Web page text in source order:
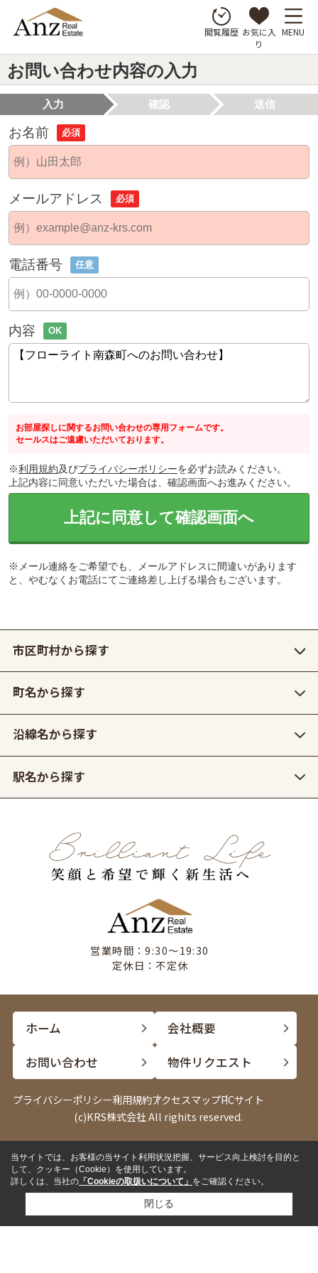
閲覧履歴 お気に入
り
MENU
お問い合わせ内容の入力
入力 確認 送信
お名前 必須
メールアドレス 必須
電話番号 任意
内容 OK
お部屋探しに関するお問い合わせの専用フォームです。
セールスはご遠慮いただいております。
※利用規約及びプライバシーポリシーを必ずお読みください。
上記内容に同意いただいた場合は、確認画面へお進みください。
上記に同意して確認画面へ
※メール連絡をご希望でも、メールアドレスに間違いがあります
と、やむなくお電話にてご連絡差し上げる場合もございます。
市区町村から探す
町名から探す
沿線名から探す
駅名から探す
営業時間：9:30〜19:30
定休日：不定休
ホーム
会社概要
お問い合わせ
物件リクエスト
プライバシーポリシー利用規約アクセスマップPCサイト
(c)KRS株式会社 All righits reserved.
電話 LINE
来店予約 ✓来店して相談したい
✓内見したい物件がある
当サイトでは、お客様の当サイト利用状況把握、サービス向上検討を目的と
して、クッキー（Cookie）を使用しています。
詳しくは、当社の 「Cookieの取扱いについて」 をご確認ください。
閉じる